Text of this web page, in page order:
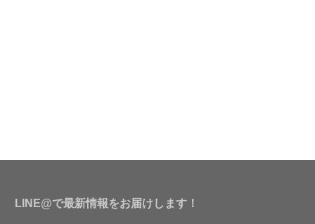
LINE@で最新情報をお届けします！